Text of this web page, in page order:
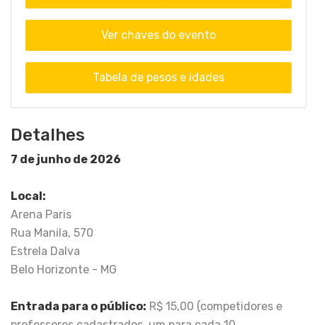
Detalhes
7 de junho de 2026
Local:
Arena Paris
Rua Manila, 570
Estrela Dalva
Belo Horizonte - MG
Entrada para o público: R$ 15,00 (competidores e
Ver chaves do evento
Tabela de pesos e idades